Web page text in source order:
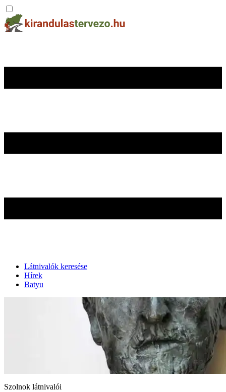
Látnivalók keresése
Hírek
Batyu
Szolnok látnivalói